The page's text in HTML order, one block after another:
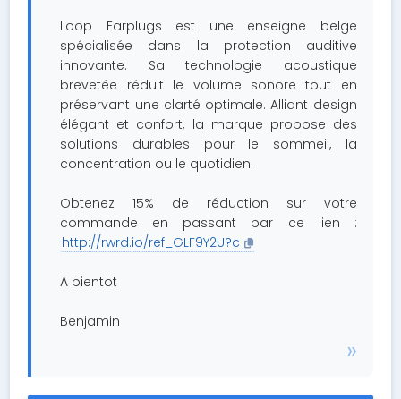
Loop Earplugs est une enseigne belge
spécialisée dans la protection auditive
innovante. Sa technologie acoustique
brevetée réduit le volume sonore tout en
préservant une clarté optimale. Alliant design
élégant et confort, la marque propose des
solutions durables pour le sommeil, la
concentration ou le quotidien.
Obtenez 15% de réduction sur votre
commande en passant par ce lien :
http://rwrd.io/ref_GLF9Y2U?c
A bientot
Benjamin